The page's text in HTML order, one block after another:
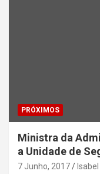
PRÓXIMOS
Ministra da
a Unidade de
7 Junho, 2017